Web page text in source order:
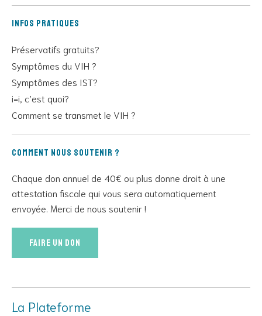
Infos pratiques
Préservatifs gratuits?
Symptômes du VIH ?
Symptômes des IST?
i=i, c’est quoi?
Comment se transmet le VIH ?
Comment nous soutenir ?
Chaque don annuel de 40€ ou plus donne droit à une
attestation fiscale qui vous sera automatiquement
envoyée. Merci de nous soutenir !
Faire un don
La Plateforme